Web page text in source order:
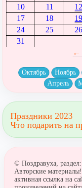
10
11 12
17
18 19
24
25 26
31
←
Октябрь Ноябрь
Апрель
Праздники 2023
Что подарить на
© Поздравуха,
Авторские
активная ссылка на